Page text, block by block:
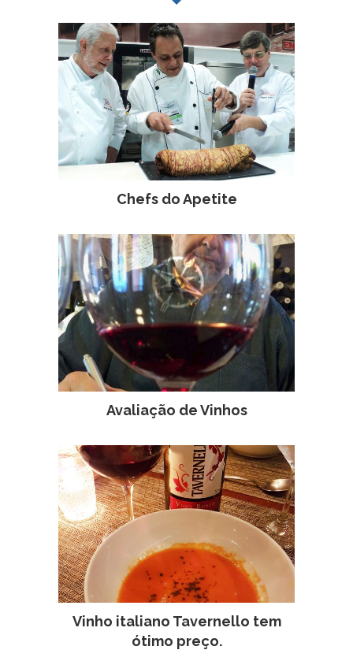
Chefs do Apetite
Avaliação de Vinhos
Vinho italiano Tavernello tem
ótimo preço.